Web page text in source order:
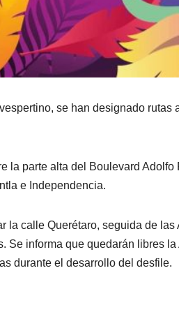
se han designado rutas
la parte alta del Boulevard Adolfo
e Independencia.
la calle Querétaro, seguida de las
Se informa que quedarán libres la
durante el desarrollo del desfile.